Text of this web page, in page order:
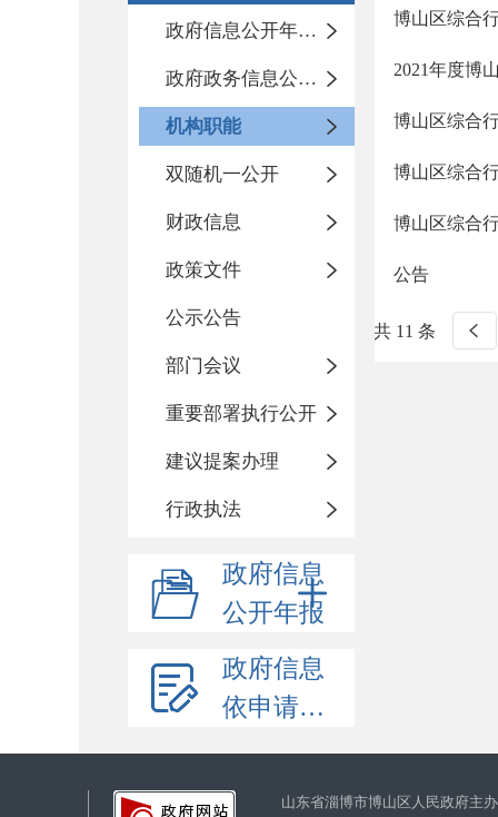
政府信息公开年度报告
政府政务信息公开目录
机构职能
双随机一公开
财政信息
政策文件
公示公告
部门会议
重要部署执行公开
建议提案办理
行政执法
政府信息
公开年报
政府信息
依申请公开
博山区综合
2021年度博
博山区综合
博山区综合
博山区综合
公告
共 11 条
山东省淄博市博山区人民政府